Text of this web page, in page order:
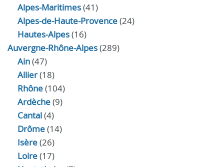
Alpes-Maritimes(41)
Alpes-de-Haute-Provence(24)
Hautes-Alpes(16)
Auvergne-Rhône-Alpes(289)
Ain(47)
Allier(18)
Rhône(104)
Ardèche(9)
Cantal(4)
Drôme(14)
Isère(26)
Loire(17)